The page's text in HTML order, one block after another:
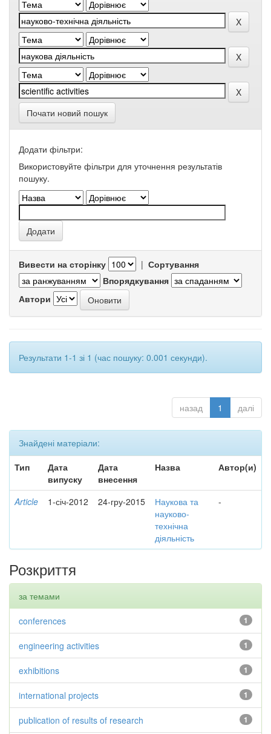
Почати новий пошук
Додати фільтри:
Використовуйте фільтри для уточнення результатів
пошуку.
Вивести на сторінку | Сортування
Впорядкування
Автори
Результати 1-1 зі 1 (час пошуку: 0.001 секунди).
назад 1 далі
Знайдені матеріали:
Тип
Дата
випуску
Дата
внесення
Назва Автор(и)
Article 1-січ-2012 24-гру-2015
Наукова та
науково-
технічна
діяльність
-
Розкриття
за темами
1
conferences
1
engineering activities
1
exhibitions
1
international projects
1
publication of results of research